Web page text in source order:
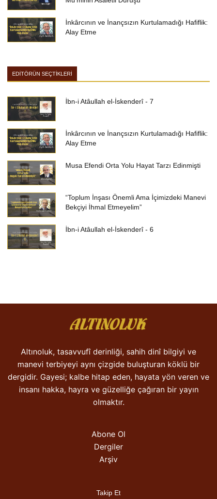
İnkârcının ve İnançsızın Kurtulamadığı Hafiflik:
Alay Etme
EDİTÖRÜN SEÇTİKLERİ
İbn-i Atâullah el-İskenderî - 7
İnkârcının ve İnançsızın Kurtulamadığı Hafiflik:
Alay Etme
Musa Efendi Orta Yolu Hayat Tarzı Edinmişti
“Toplum İnşası Önemli Ama İçimizdeki Manevi
Bekçiyi İhmal Etmeyelim”
İbn-i Atâullah el-İskenderî - 6
Altınoluk, tasavvufî derinliği, sahih dinî bilgiyi ve
manevi terbiyeyi aynı çizgide buluşturan köklü bir
dergidir. Gayesi; kalbe hitap eden, hayata yön veren ve
insanı hakka, hayra ve güzelliğe çağıran bir yayın
olmaktır.
Abone Ol
Dergiler
Arşiv
Takip Et